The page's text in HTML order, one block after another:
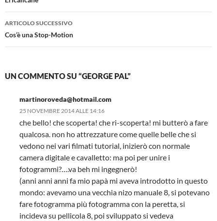
ARTICOLO SUCCESSIVO
Cos’è una Stop-Motion
UN COMMENTO SU “GEORGE PAL”
martinoroveda@hotmail.com
25 NOVEMBRE 2014 ALLE 14:16
che bello! che scoperta! che ri-scoperta! mi butterò a fare
qualcosa. non ho attrezzature come quelle belle che si
vedono nei vari filmati tutorial, inizierò con normale
camera digitale e cavalletto: ma poi per unire i
fotogrammi?….va beh mi ingegnerò!
(anni anni anni fa mio papà mi aveva introdotto in questo
mondo: avevamo una vecchia nizo manuale 8, si potevano
fare fotogramma più fotogramma con la peretta, si
incideva su pellicola 8, poi sviluppato si vedeva